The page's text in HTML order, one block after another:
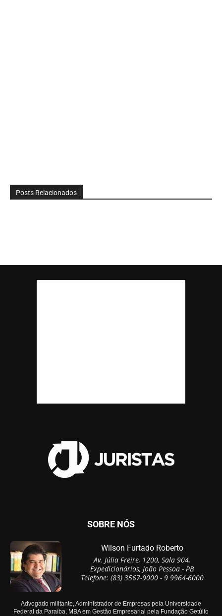
Posts Relacionados
SOBRE NÓS
Wilson Furtado Roberto
Av. Júlia Freire, 1200, Sala 904,
Expedicionários, João Pessoa - PB
Telefone: (83) 3567-9000 - 9 9964-6000
Advogado militante, Administrador de Empresas pela Universidade
Federal da Paraíba, MBA em Gestão Empresarial pela Fundação Getúlio